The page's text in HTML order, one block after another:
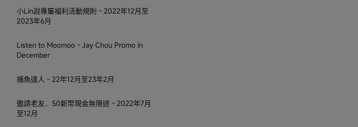
小Lin說專屬福利活動規則 - 2022年12月至
2023年6月
Listen to Moomoo - Jay Chou Promo in
December
捕魚達人 - 22年12月至23年2月
邀請老友，50新幣現金無限送 - 2022年7月
至12月